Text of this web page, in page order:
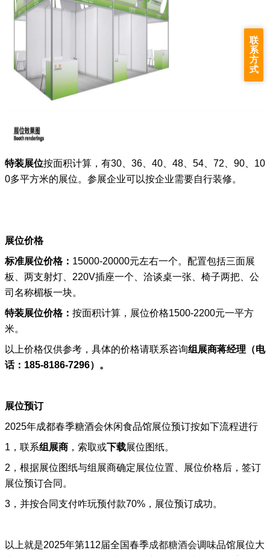
特装展位按面积计算，有30、36、40、48、54 72 、90 、10
0多平方米的展位。 参展企业可以按企业需要自行装修。
展位价格
标准展位价格： 15000-20000元左右一个。配置包括三面展
板、两支射灯、220V插座一个、洽谈桌一张、椅子两把、公
司名称楣板一块。
特装展位价格： 按面积计算 ，展位价格1500-2200元一平方
米。
以上价格仅供参考，具体的价格请联系咨询组展商蒋经理 （电
话： 185-8186-7296）。
展位预订
2025年成都春季糖酒会休闲食品馆展位预订按如下流程进行
1，联系组展商 ‍，索取或下载展位图纸。
2，根据展位图纸与组展商确定展位位置、展位价格后，签订
展位预订合同。
3， 并按合同支付咋玩预付款70%，展位预订成功。
以上就是2025年第112届全国春季成都糖酒会调味品馆展位大
联
系
方
式